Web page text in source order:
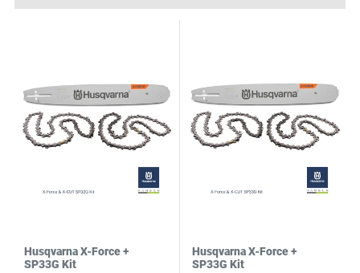
Husqvarna X-Force +
SP33G Kit
Husqvarna X-Force +
SP33G Kit